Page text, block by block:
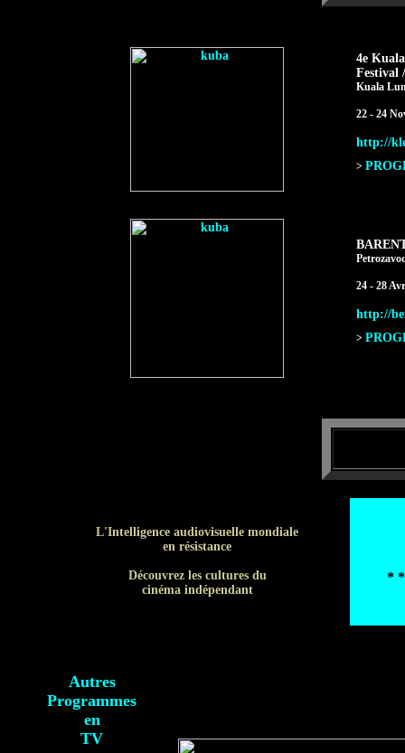
4e
Festival
Kuala
22 - 24
http://
>
24 - 28
http://
>
L'Intelligence audiovisuelle mondiale
en résistance
Découvrez les cultures du
cinéma indépendant
*
Autres
Programmes
en
TV